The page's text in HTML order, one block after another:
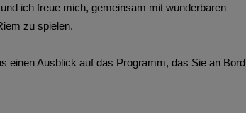
ich freue mich, gemeinsam mit wunderbaren
zu spielen.
einen Ausblick auf das Programm, das Sie an Bord